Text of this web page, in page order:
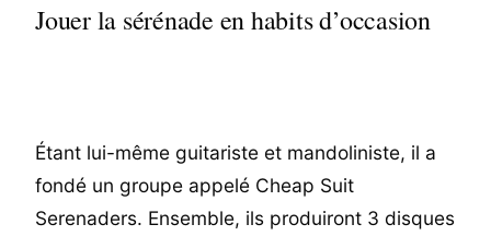
Jouer la sérénade en habits d’occasion
Étant lui-même guitariste et mandoliniste, il a
fondé un groupe appelé Cheap Suit
Serenaders. Ensemble, ils produiront 3 disques